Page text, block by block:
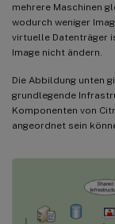
mehrere Maschinen
wodurch weniger
virtuelle Datenträger
Image nicht ändern.
Die Abbildung unten
grundlegende
Komponenten von
angeordnet sein